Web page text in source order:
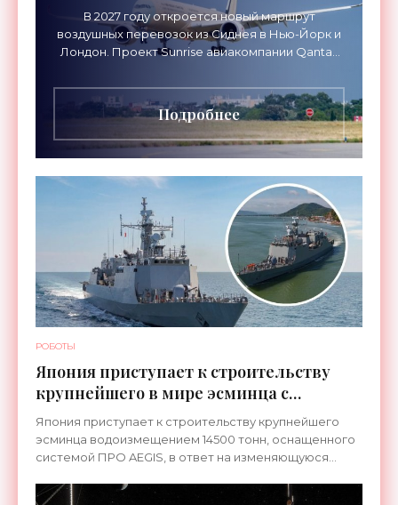
В 2027 году откроется новый маршрут
воздушных перевозок из Сиднея в Нью-Йорк и
Лондон. Проект Sunrise авиакомпании Qantas
длительностью до 24
Подробнее
РОБОТЫ
Япония приступает к строительству
крупнейшего в мире эсминца с
системой ПРО AEGIS - «Оружие»
Япония приступает к строительству крупнейшего
эсминца водоизмещением 14500 тонн, оснащенного
системой ПРО AEGIS, в ответ на изменяющуюся
ракетные